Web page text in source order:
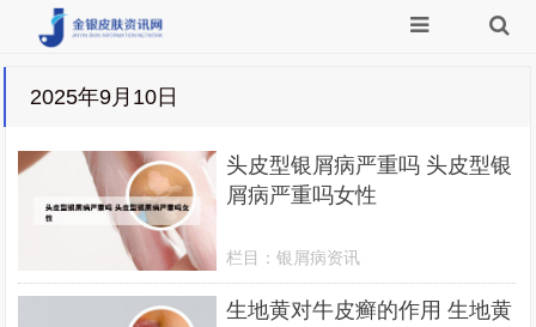
2025年9月10日
头皮型银屑病严重吗 头皮型银
屑病严重吗女性
栏目：银屑病资讯
生地黄对牛皮癣的作用 生地黄